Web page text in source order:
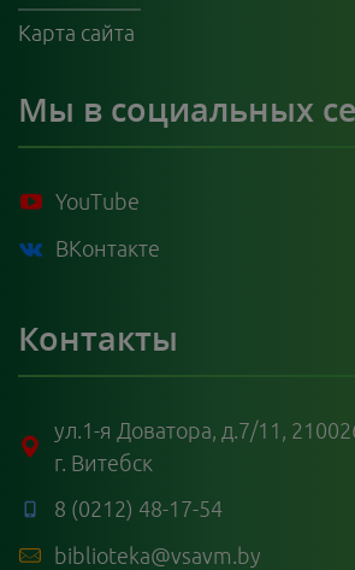
Карта сайта
Мы в социальных
YouTube
ВКонтакте
Контакты
ул.1-я Доватора, д.7/11,
г. Витебск
8 (0212) 48-17-54
biblioteka@vsavm.by